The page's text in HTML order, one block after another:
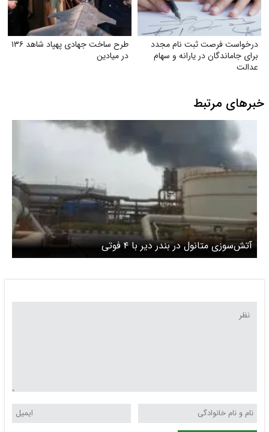
درخواست فرصت ثبت‌ نام مجدد
برای جاماندگان در یارانه و سهام
عدالت
طرح ساخت جهادی پهپاد شاهد ۱۳۶
در میادین
خبرهای مرتبط
آتش‌سوزی متانول در بندر دیر با ۴ فوتی